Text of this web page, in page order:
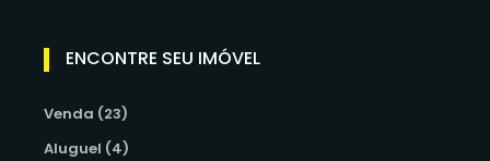
ENCONTRE SEU IMÓVEL
Venda (23)
Aluguel (4)